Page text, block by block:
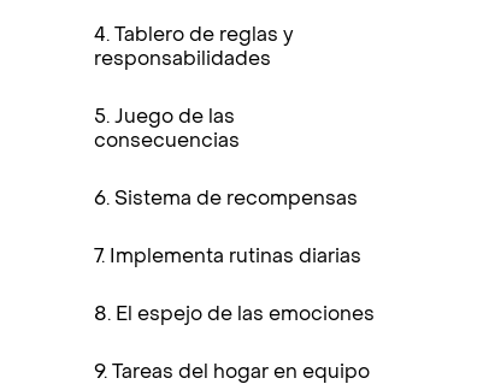
4. Tablero de reglas y
responsabilidades
5. Juego de las
consecuencias
6. Sistema de recompensas
7. Implementa rutinas diarias
8. El espejo de las emociones
9. Tareas del hogar en equipo